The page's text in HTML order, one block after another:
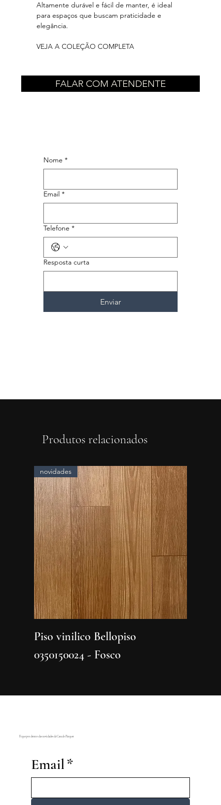
Nome *
Email *
Telefone *
Resposta curta
Enviar
FALAR COM ATENDENTE
Produtos relacionados
novidades
Piso vinilico Bellopiso
0350150024 - Fosco
Email*
Fique por dentro das novidades da Casa do Parquet
Altamente durável e fácil de manter, é ideal
para espaços que buscam praticidade e
elegância.
VEJA A COLEÇÃO COMPLETA